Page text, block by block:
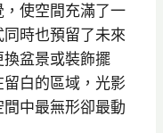
使空間充滿了一
時也預留了未來
盆景或裝飾擺
白的區域，光影
中最無形卻最動